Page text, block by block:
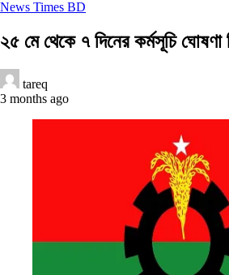
News Times BD
২৫ মে থেকে ৭ দিনের কর্মসূচি ঘোষণা
tareq
3 months ago